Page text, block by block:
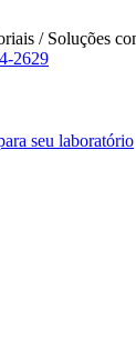
/ Soluções
2629
seu laboratório